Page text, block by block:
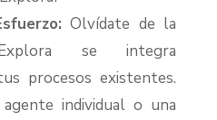
Olvídate de la
se integra
procesos existentes.
individual o una